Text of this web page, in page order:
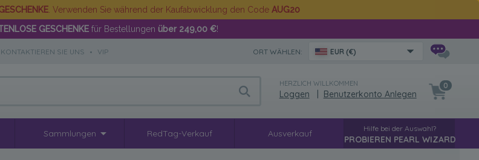
. Verwenden Sie während der Kaufabwicklung den Code AUG20
GESCHENKEfür Bestellungen über 249,00 €!
KONTAKTIEREN SIE UNS • VIP ORT WÄHLEN: EUR (€)
HERZLICH WILLKOMMEN
Loggen Benutzerkonto Anlegen
0
Sammlungen RedTag-Verkauf Ausverkauf Hilfe bei der Auswahl?
PROBIEREN PEARL WIZARD